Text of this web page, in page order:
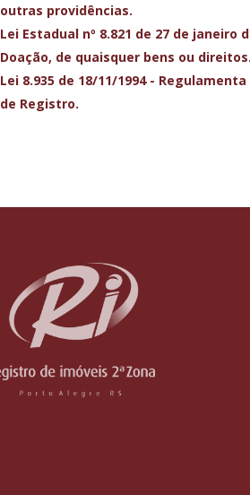
outras providências.
Lei Estadual nº 8.821 de 27 de
Doação, de quaisquer bens ou direitos.
Lei 8.935 de 18/11/1994 -
de Registro.